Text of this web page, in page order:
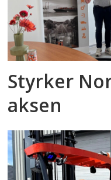
Styrker
aksen